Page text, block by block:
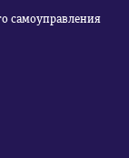
самоуправления